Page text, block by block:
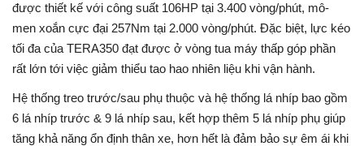
được thiết kế với công suất 106HP tại 3.400 vòng/phút, mô-
men xoắn cực đại 257Nm tại 2.000 vòng/phút. Đặc biệt, lực kéo
tối đa của TERA350 đạt được ở vòng tua máy thấp góp phần
rất lớn tới việc giảm thiểu tao hao nhiên liệu khi vận hành.
Hệ thống treo trước/sau phụ thuộc và hệ thống lá nhíp bao gồm
6 lá nhíp trước & 9 lá nhíp sau, kết hợp thêm 5 lá nhíp phụ giúp
tăng khả năng ổn định thân xe, hơn hết là đảm bảo sự êm ái khi